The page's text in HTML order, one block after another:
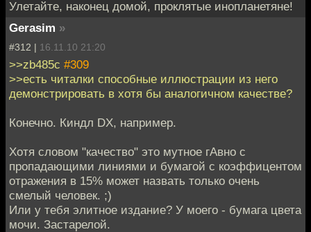
Улетайте, наконец домой, проклятые инопланетяне!
Gerasim »
#312 | 16.11.10 21:20
>>zb485c #309
>>есть читалки способные иллюстрации из него
демонстрировать в хотя бы аналогичном качестве?
Конечно. Киндл DX, например.
Хотя словом "качество" это мутное гАвно с
пропадающими линиями и бумагой с коэффицентом
отражения в 15% может назвать только очень
смелый человек. ;)
Или у тебя элитное издание? У моего - бумага цвета
мочи. Застарелой.